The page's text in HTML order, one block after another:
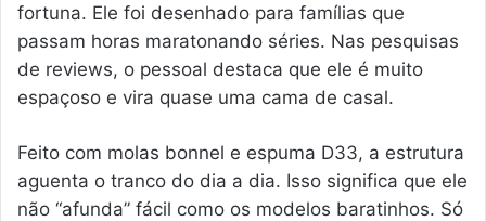
fortuna. Ele foi desenhado para famílias que
passam horas maratonando séries. Nas pesquisas
de reviews, o pessoal destaca que ele é muito
espaçoso e vira quase uma cama de casal.
Feito com molas bonnel e espuma D33, a estrutura
aguenta o tranco do dia a dia. Isso significa que ele
não “afunda” fácil como os modelos baratinhos. Só